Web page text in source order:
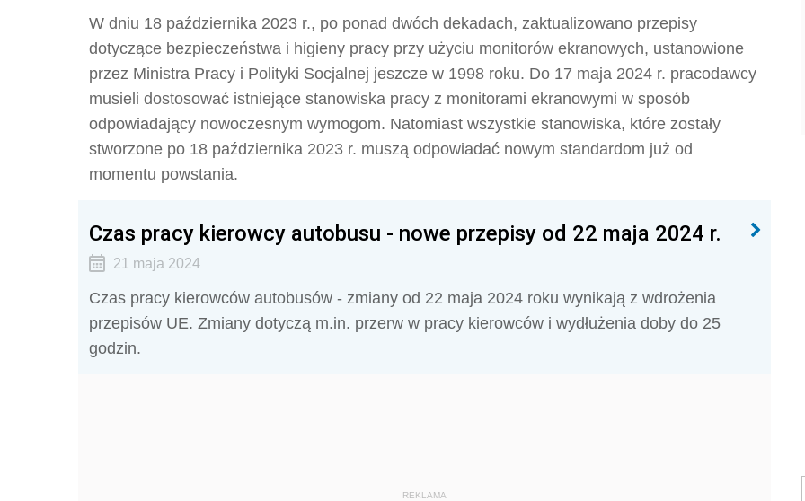
W dniu 18 października 2023 r., po ponad dwóch dekadach, zaktualizowano przepisy
dotyczące bezpieczeństwa i higieny pracy przy użyciu monitorów ekranowych, ustanowione
przez Ministra Pracy i Polityki Socjalnej jeszcze w 1998 roku. Do 17 maja 2024 r. pracodawcy
musieli dostosować istniejące stanowiska pracy z monitorami ekranowymi w sposób
odpowiadający nowoczesnym wymogom. Natomiast wszystkie stanowiska, które zostały
stworzone po 18 października 2023 r. muszą odpowiadać nowym standardom już od
momentu powstania.
Czas pracy kierowcy autobusu - nowe przepisy od 22 maja 2024 r.
21 maja 2024
Czas pracy kierowców autobusów - zmiany od 22 maja 2024 roku wynikają z wdrożenia
przepisów UE. Zmiany dotyczą m.in. przerw w pracy kierowców i wydłużenia doby do 25
godzin.
REKLAMA